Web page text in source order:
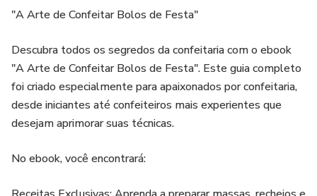
"A Arte de Confeitar Bolos de Festa"
Descubra todos os segredos da confeitaria com o ebook
"A Arte de Confeitar Bolos de Festa". Este guia completo
foi criado especialmente para apaixonados por confeitaria,
desde iniciantes até confeiteiros mais experientes que
desejam aprimorar suas técnicas.
No ebook, você encontrará: